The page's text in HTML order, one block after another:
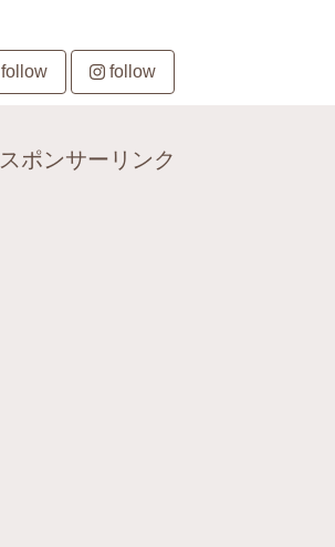
follow follow
スポンサーリンク